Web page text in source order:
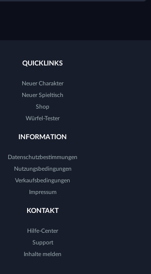
QUICKLINKS
Neuer Charakter
Neuer Spieltisch
Shop
Würfel-Tester
INFORMATION
Datenschutzbestimmungen
Nutzungsbedingungen
Verkaufsbedingungen
Impressum
KONTAKT
Hilfe-Center
Support
Inhalte melden